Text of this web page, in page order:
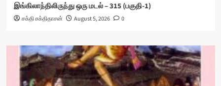
இங்கிலாந்திலிருந்து ஒரு மடல் – 315 (பகுதி-1)
சக்தி சக்திதாசன் August 5, 2026 0